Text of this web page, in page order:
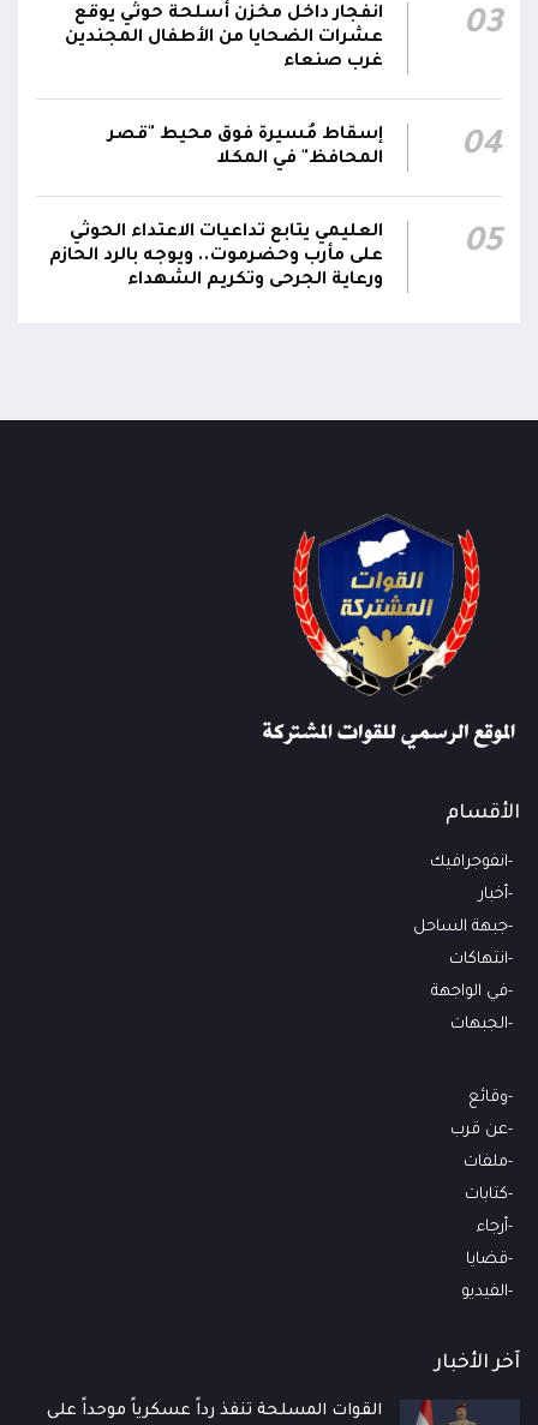
مع تداعياته على مختلف المستويات
01:12
أقر #مجلس_الدفاع_الوطني جملة من القرارات
والتوجيهات الهادفة إلى رفع مستوى الجاهزية
العسكرية والأمنية والدفاع المدني وتعزيز التنسيق
بين مؤسسات الدولة وحماية المدنيين والمنشآت
03
انفجار داخل مخزن أسلحة حوثي يوقع
عشرات الضحايا من الأطفال المجندين
غرب صنعاء
04
إسقاط مُسيرة فوق محيط "قصر
المحافظ" في المكلا
05
العليمي يتابع تداعيات الاعتداء الحوثي
على مأرب وحضرموت.. ويوجه بالرد الحازم
ورعاية الجرحى وتكريم الشهداء
الأقسام
انفوجرافيك
أخبار
جبهة الساحل
انتهاكات
في الواجهة
الجبهات
وقائع
عن قرب
ملفات
كتابات
أرجاء
قضايا
الفيديو
آخر الأخبار
القوات المسلحة تنفذ رداً عسكرياً موحداً على